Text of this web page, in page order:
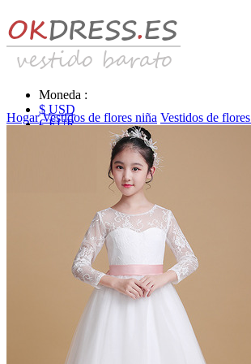
Moneda :
$ USD
€ EUR
Identificarse & Registrarse
Vestidos de novia
Vestido de novia liquidación y venta
Vestidos de novia vendimia
Hogar Vestidos de flores niña Vestidos de